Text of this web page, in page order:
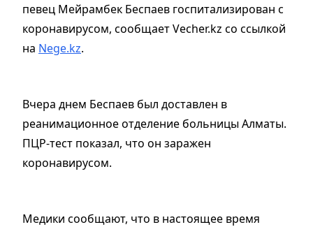
певец Мейрамбек Беспаев госпитализирован с
коронавирусом, сообщает Vecher.kz со ссылкой
на Nege.kz.
Вчера днем Беспаев был доставлен в
реанимационное отделение больницы Алматы.
ПЦР-тест показал, что он заражен
коронавирусом.
Медики сообщают, что в настоящее время